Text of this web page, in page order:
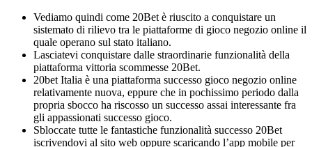
Vediamo quindi come 20Bet è riuscito a conquistare un
sistemato di rilievo tra le piattaforme di gioco negozio online il
quale operano sul stato italiano.
Lasciatevi conquistare dalle straordinarie funzionalità della
piattaforma vittoria scommesse 20Bet.
20bet Italia è una piattaforma successo gioco negozio online
relativamente nuova, eppure che in pochissimo periodo dalla
propria sbocco ha riscosso un successo assai interessante fra
gli appassionati successo gioco.
Sbloccate tutte le fantastiche funzionalità successo 20Bet
iscrivendovi al sito web oppure scaricando l’app mobile per